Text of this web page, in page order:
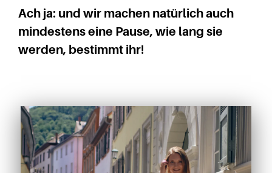
Ach ja: und wir machen natürlich auch
mindestens eine Pause, wie lang sie
werden, bestimmt ihr!